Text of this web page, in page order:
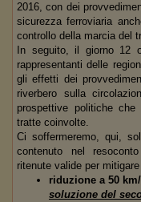
2016, con dei
sicurezza ferroviaria
controllo della marcia del
In seguito, il giorno 12
rappresentanti delle
gli effetti dei
riverbero sulla
prospettive politiche
tratte coinvolte.
Ci soffermeremo, qui,
contenuto nel
ritenute valide per
riduzione a 50
soluzione del